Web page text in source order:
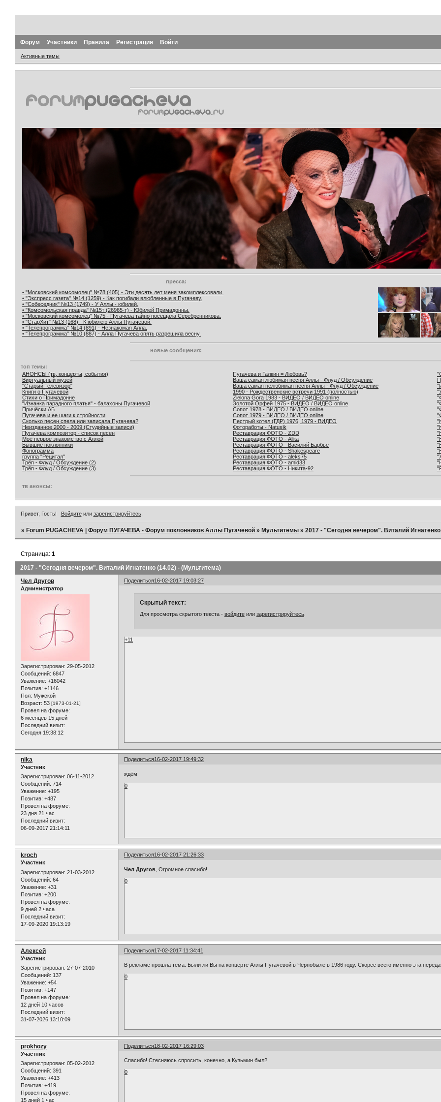
Форум Участники Правила Регистрация Войти
Активные темы
пресса:
• "Московский комсомолец" №78 (405) - Эти десять лет меня закомплексовали.
• "Экспресс газета" №14 (1259) - Как погибали влюбленные в Пугачеву.
• "Собеседник" №13 (1749) - У Аллы - юбилей.
• "Комсомольская правда" №15т (26965-т) - Юбилей Примадонны.
• "Московский комсомолец" №75 - Пугачева тайно посещала Серебренникова.
• "СтарХит" №13 (168) - К юбилею Аллы Пугачевой.
• "Телепрограмма" №14 (891) - Незнакомая Алла.
• "Телепрограмма" №10 (887) - Алла Пугачева опять разрешила весну.
новые сообщения:
топ темы:
АНОНСЫ (тв, концерты, события)
Виртуальный музей
"Старый телевизор"
Книги о Пугачевой
Стихи о Примадонне
"Изнанка парадного платья" - балахоны Пугачевой
Причёски АБ
Пугачева и ее шаги к стройности
Сколько песен спела или записала Пугачева?
Неизданное 2000 - 2009 (Студийные записи)
Пугачева композитор - список песен
Моё первое знакомство с Аллой
Бывшие поклонники
Фонограмма
группа "Рецитал"
Трёп - Флуд / Обсуждение (2)
Трёп - Флуд / Обсуждение (3)
Пугачева и Галкин = Любовь?
Ваша самая любимая песня Аллы - Флуд / Обсуждение
Ваша самая нелюбимая песня Аллы - Флуд / Обсуждение
1990 - Рождественские встречи 1991 (полностью)
Zielona Gora 1983 - ВИДЕО / ВИДЕО online
Золотой Орфей 1975 - ВИДЕО / ВИДЕО online
Сопот 1978 - ВИДЕО / ВИДЕО online
Сопот 1979 - ВИДЕО / ВИДЕО online
Пестрый котел (ГДР) 1976, 1979 - ВИДЕО
Фотоработы - Natusik
Реставрация ФОТО - ZDD
Реставрация ФОТО - Allita
Реставрация ФОТО - Василий Барбье
Реставрация ФОТО - Shakespeare
Реставрация ФОТО - aleks75
Реставрация ФОТО - amid33
Реставрация ФОТО - Никита-92
тв анонсы:
Привет, Гость! Войдитеили зарегистрируйтесь.
»Forum PUGACHEVA | Форум ПУГАЧЕВА - Форум поклонников Аллы Пугачевой »Мультитемы »2017 - "Сегодня вечером". Виталий
2017 - "Сегодня вечером". Виталий Игнатенко (14.02) - (Мультитема)
Страница:1
Поделиться16-02-2017 19:03:27
Чел Другов
Администратор
Зарегистрирован: 29-05-2012
Сообщений: 6847
Уважение: +16042
Позитив: +1146
Пол: Мужской
Возраст: 53 [1973-01-21]
Провел на форуме:
6 месяцев 15 дней
Последний визит:
Сегодня 19:38:12
Скрытый текст:
Для просмотра скрытого текста - войдитеили зарегистрируйтесь.
+11
Поделиться16-02-2017 19:49:32
nika
Участник
Зарегистрирован: 06-11-2012
Сообщений: 714
Уважение: +195
Позитив: +487
Провел на форуме:
23 дня 21 час
Последний визит:
06-09-2017 21:14:11
ждём
0
Поделиться16-02-2017 21:26:33
kroch
Участник
Зарегистрирован: 21-03-2012
Сообщений: 64
Уважение: +31
Позитив: +200
Провел на форуме:
9 дней 2 часа
Последний визит:
17-09-2020 19:13:19
Чел Другов , Огромное спасибо!
0
Поделиться17-02-2017 11:34:41
Алексей
Участник
Зарегистрирован: 27-07-2010
Сообщений: 137
Уважение: +54
Позитив: +147
Провел на форуме:
12 дней 10 часов
Последний визит:
31-07-2026 13:10:09
В рекламе прошла тема: Были ли Вы на концерте Аллы Пугачевой в Чернобыле в 1986 году. Скорее всего именно эта
0
Поделиться18-02-2017 16:29:03
prokhozy
Участник
Зарегистрирован: 05-02-2012
Сообщений: 391
Уважение: +413
Позитив: +419
Провел на форуме:
15 дней 1 час
Спасибо! Стесняюсь спросить, конечно, а Кузьмин был?
0